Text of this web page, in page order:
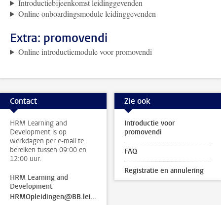
Introductiebijeenkomst leidinggevenden
Online onboardingsmodule leidinggevenden
Extra: promovendi
Online introductiemodule voor promovendi
Contact
HRM Learning and
Development is op
werkdagen per e-mail te
bereiken tussen 09:00 en
12:00 uur.
HRM Learning and
Development
HRMOpleidingen@BB.leidenuniv.nl
Zie ook
Introductie voor
promovendi
FAQ
Registratie en annulering